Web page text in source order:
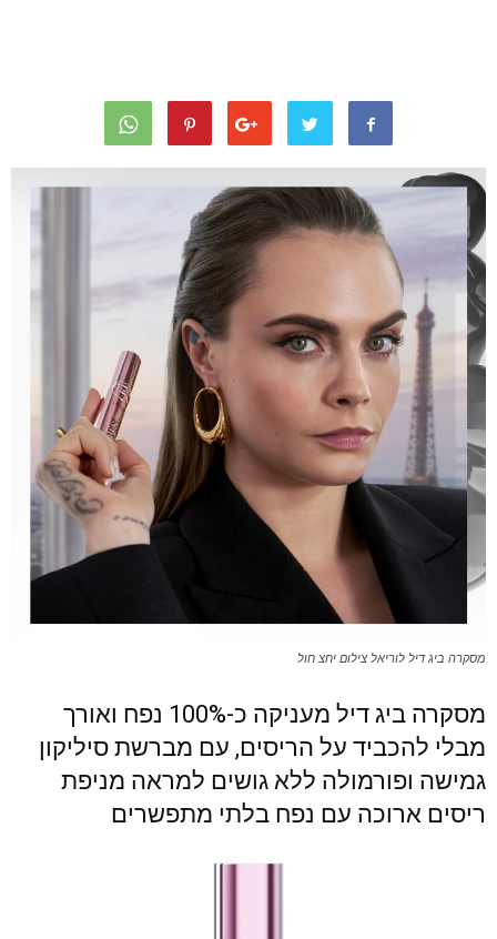
מסקרה ביג דיל לוריאל צילום יחצ חול
מסקרה ביג דיל מעניקה כ-100% נפח ואורך
מבלי להכביד על הריסים, עם מברשת סיליקון
גמישה ופורמולה ללא גושים למראה מניפת
ריסים ארוכה עם נפח בלתי מתפשרים